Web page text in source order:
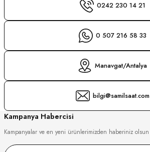
0242 230 14 21
0 507 216 58 33
Manavgat/Antalya
bilgi@samilsaat.com
Kampanya Habercisi
Kampanyalar ve en yeni ürünlerimizden haberiniz olsun